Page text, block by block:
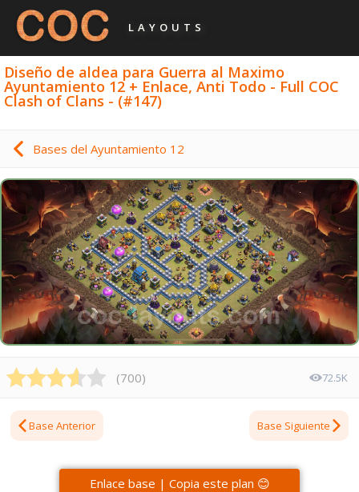
LAYOUTS
Diseño de aldea para Guerra al Maximo
Ayuntamiento 12 + Enlace, Anti Todo - Full COC
Clash of Clans - (#147)
Bases del Ayuntamiento 12
(700) 72.5K
Base Anterior Base Siguiente
Enlace base | Copia este plan 😊